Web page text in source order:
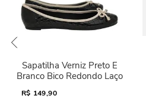
Sapatilha Verniz Preto E
Branco Bico Redondo Laço
R$ 149,90